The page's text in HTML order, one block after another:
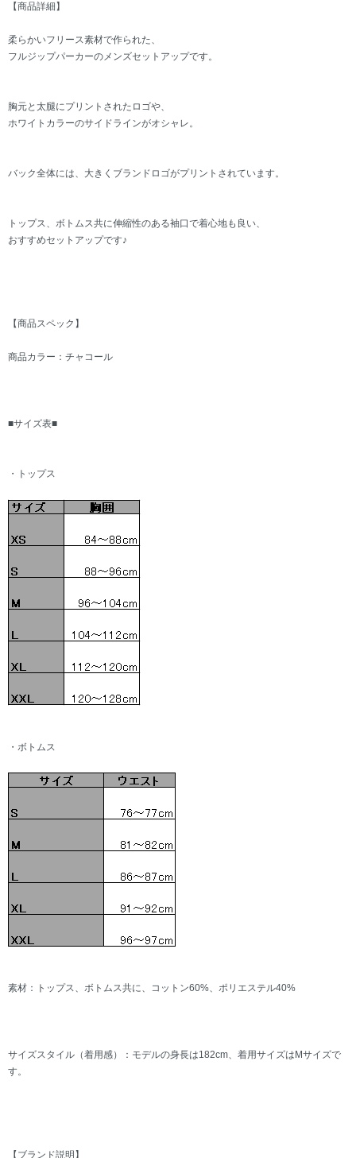
【商品詳細】
柔らかいフリース素材で作られた、
フルジップパーカーのメンズセットアップです。
胸元と太腿にプリントされたロゴや、
ホワイトカラーのサイドラインがオシャレ。
バック全体には、大きくブランドロゴがプリントされています。
トップス、ボトムス共に伸縮性のある袖口で着心地も良い、
おすすめセットアップです♪
【商品スペック】
商品カラー：チャコール
■サイズ表■
・トップス
・ボトムス
素材：トップス、ボトムス共に、コットン60%、ポリエステル40%
サイズスタイル（着用感）：モデルの身長は182cm、着用サイズはMサイズで
す。
【ブランド説明】